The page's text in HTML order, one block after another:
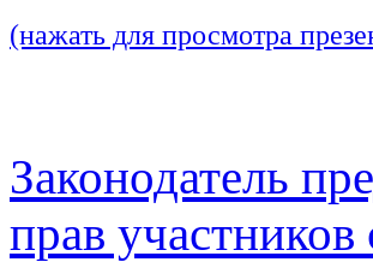
(нажать для просмотра
Законодатель
прав участников